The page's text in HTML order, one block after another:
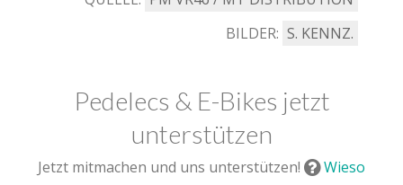
BILDER: S. KENNZ.
Pedelecs & E-Bikes jetzt
unterstützen
Jetzt mitmachen und uns unterstützen!
Wieso